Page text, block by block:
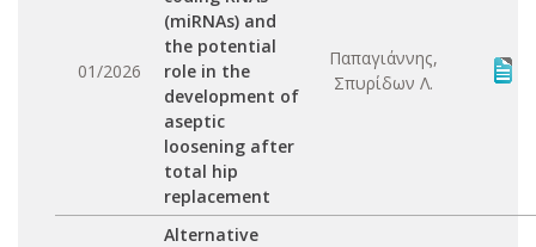
01/2026
(miRNAs) and
the potential
role in the
development of
aseptic
loosening after
total hip
replacement
Παπαγιάννης,
Σπυρίδων Λ.
Alternative